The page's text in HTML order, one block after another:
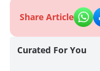
Share Article
Curated For You